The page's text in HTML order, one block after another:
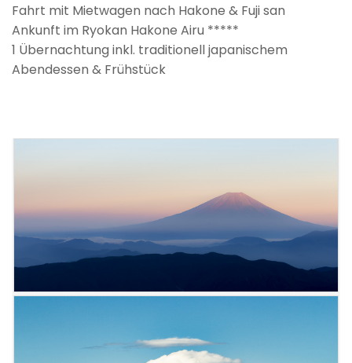
Fahrt mit Mietwagen nach Hakone & Fuji san
Ankunft im Ryokan Hakone Airu *****
1 Übernachtung inkl. traditionell japanischem
Abendessen & Frühstück